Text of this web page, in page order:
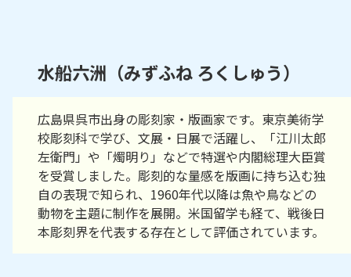
水船六洲（みずふね ろくしゅう）
広島県呉市出身の彫刻家・版画家です。東京美術学
校彫刻科で学び、文展・日展で活躍し、「江川太郎
左衛門」や「燭明り」などで特選や内閣総理大臣賞
を受賞しました。彫刻的な量感を版画に持ち込む独
自の表現で知られ、1960年代以降は魚や鳥などの
動物を主題に制作を展開。米国留学も経て、戦後日
本彫刻界を代表する存在として評価されています。